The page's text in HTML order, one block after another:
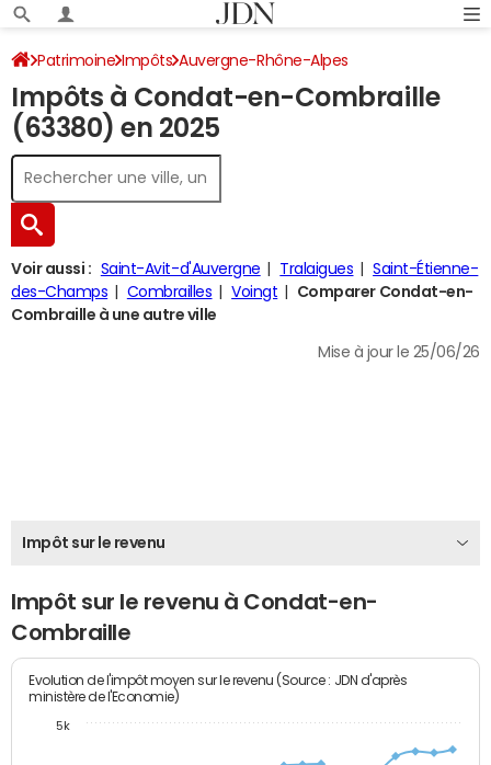
Patrimoine Impôts Auvergne-Rhône-Alpes
Puy-de-Dôme Condat-en-Combraille Impôt sur le revenu
Impôts à Condat-en-Combraille
(63380) en 2025
Voir aussi : Saint-Avit-d'Auvergne Tralaigues
Saint-Étienne-
des-Champs
Combrailles Voingt
Comparer Condat-en-
Combraille à une autre ville
Mise à jour le 25/06/26
Impôt sur le revenu
Impôt sur le revenu à Condat-en-
Combraille
Evolution de l'impôt moyen sur le revenu (Source : JDN d'après
ministère de l'Economie)
5k